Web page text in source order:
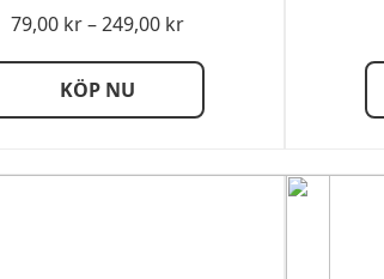
79,00 kr–249,00 krPrisintervall:
till
KÖP NU